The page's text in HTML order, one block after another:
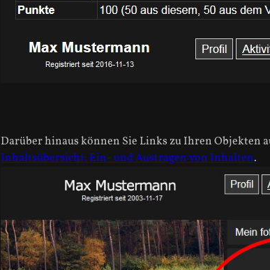
Darüber hinaus können Sie Links zu Ihren
Inhaltsübersicht: Ein- und Austragen von Inhalten.